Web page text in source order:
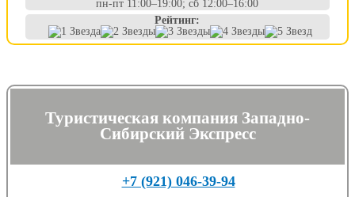
пн-пт 11:00–19:00; сб 12:00–16:00
Рейтинг:
Туристическая компания Западно-
Сибирский Экспресс
+7 (921) 046-39-94